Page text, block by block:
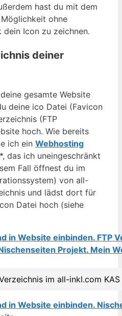
hast du mit dem
ohne
Icon zu zeichnen.
deiner
gesamte Website
deine ico Datei (Favicon
(FTP
hoch. Wie bereits
ich ein Webhosting
*, das ich uneingeschränkt
Fall öffnest du im
von all-
und lädst dort für
Datei hoch (siehe
im all-inkl.com